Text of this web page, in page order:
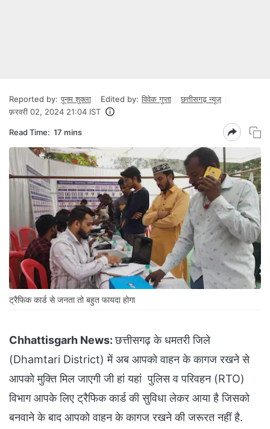
Reported by: पूनम शुक्ला Edited by: विवेक गुप्ता
छत्तीसगढ़ न्यूज़
फ़रवरी 02, 2024 21:04 IST
Read Time: 17 mins
ट्रैफिक कार्ड से जनता तो बहुत फायदा होगा
Chhattisgarh News:छत्तीसगढ़ के धमतरी जिले
(Dhamtari District) में अब आपको वाहन के कागज रखने से
आपको मुक्ति मिल जाएगी जी हां यहां पुलिस व परिवहन (RTO)
विभाग आपके लिए ट्रैफिक कार्ड की सुविधा लेकर आया है जिसको
बनवाने के बाद आपको वाहन के कागज रखने की जरूरत नहीं है.